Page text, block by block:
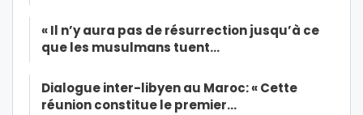
« Il n’y aura pas de résurrection jusqu’à ce
que les musulmans tuent…
Dialogue inter-libyen au Maroc: « Cette
réunion constitue le premier…